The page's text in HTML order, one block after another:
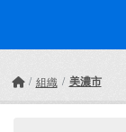
組織 美濃市